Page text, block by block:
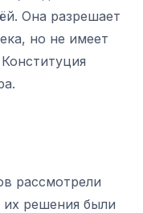
Она разрешает
но не имеет
рассмотрели
их решения были